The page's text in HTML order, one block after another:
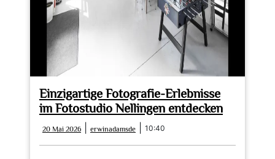
Einzigartige Fotografie-Erlebnisse
im Fotostudio Nellingen entdecken
20 Mai 2026
Mai
2026
erwinadamsde erwinadamsde
10:40